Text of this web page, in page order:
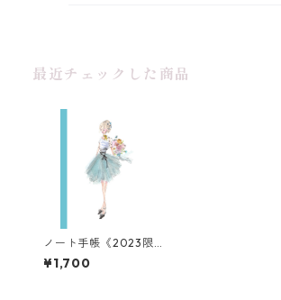
最近チェックした商品
ノート手帳《2023限
定》
¥1,700